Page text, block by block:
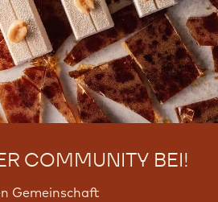
COMMUNITY BEI!
Gemeinschaft